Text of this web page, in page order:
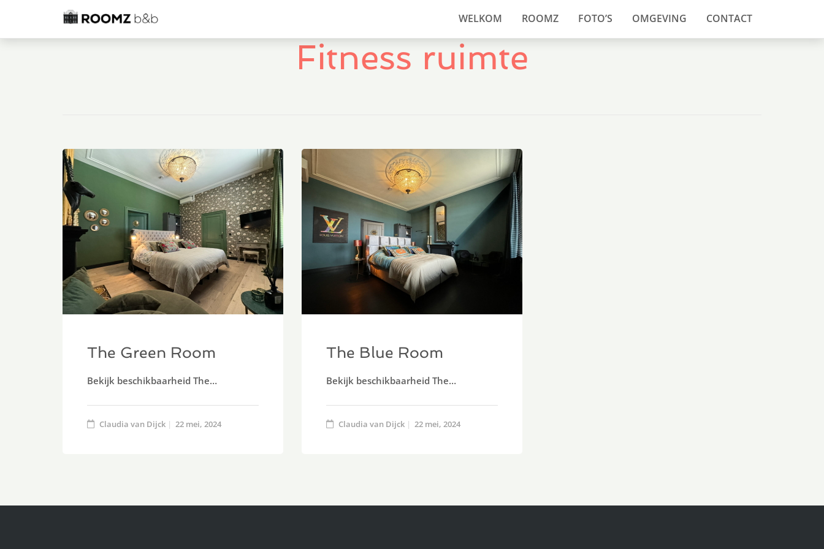
WELKOM ROOMZ FOTO’S OMGEVING CONTACT
Fitness ruimte
The Green Room
Bekijk beschikbaarheid The…
Claudia van Dijck 22 mei, 2024
The Blue Room
Bekijk beschikbaarheid The…
Claudia van Dijck 22 mei, 2024